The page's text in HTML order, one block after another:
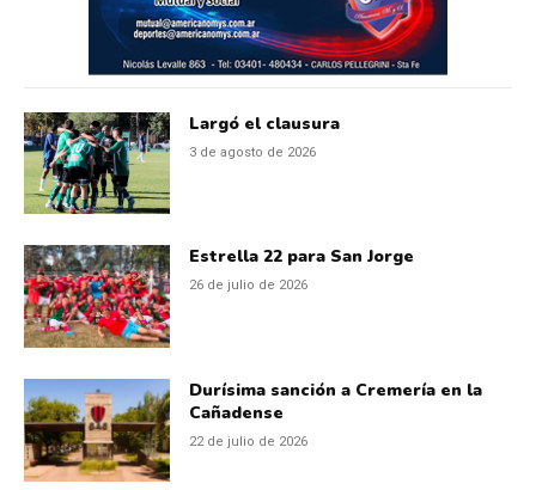
Largó el clausura
3 de agosto de 2026
Estrella 22 para San Jorge
26 de julio de 2026
Durísima sanción a Cremería en la
Cañadense
22 de julio de 2026